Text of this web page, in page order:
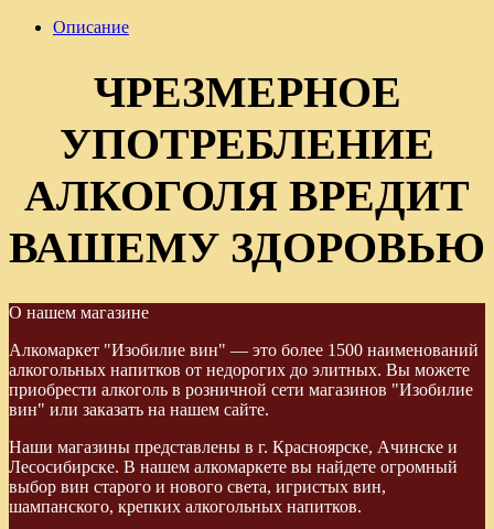
Описание
ЧРЕЗМЕРНОЕ
УПОТРЕБЛЕНИЕ
АЛКОГОЛЯ ВРЕДИТ
ВАШЕМУ ЗДОРОВЬЮ
О нашем магазине
Алкомаркет "Изобилие вин" — это более 1500 наименований
алкогольных напитков от недорогих до элитных. Вы можете
приобрести алкоголь в розничной сети магазинов "Изобилие
вин" или заказать на нашем сайте.
Наши магазины представлены в г. Красноярске, Ачинске и
Лесосибирске. В нашем алкомаркете вы найдете огромный
выбор вин старого и нового света, игристых вин,
шампанского, крепких алкогольных напитков.